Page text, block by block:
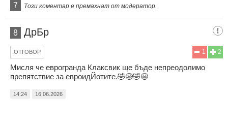
7 Този коментар е премахнат от модератор.
8 ДрБр
2
1
ОТГОВОР
Мисля че еврогранда Клаксвик ще бъде непреодолимо
препятствие за евроидЙотите.🤣😭🤣😭
14:24 16.06.2026